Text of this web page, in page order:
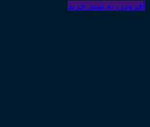
افزودن به سبد خرید